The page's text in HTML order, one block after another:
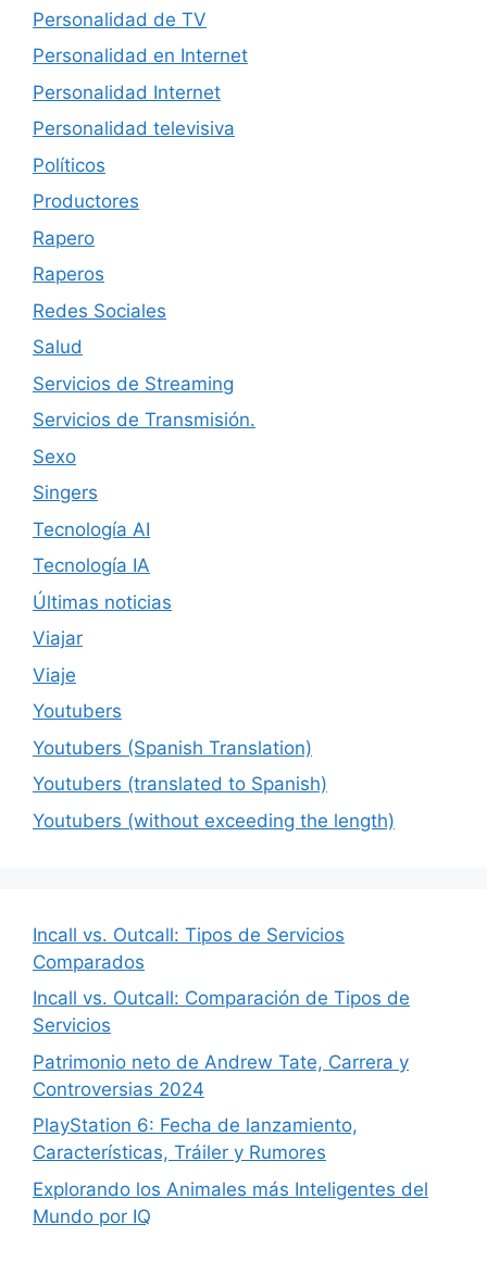
Personalidad de TV
Personalidad en Internet
Personalidad Internet
Personalidad televisiva
Políticos
Productores
Rapero
Raperos
Redes Sociales
Salud
Servicios de Streaming
Servicios de Transmisión.
Sexo
Singers
Tecnología AI
Tecnología IA
Últimas noticias
Viajar
Viaje
Youtubers
Youtubers (Spanish Translation)
Youtubers (translated to Spanish)
Youtubers (without exceeding the length)
Incall vs. Outcall: Tipos de Servicios
Comparados
Incall vs. Outcall: Comparación de Tipos de
Servicios
Patrimonio neto de Andrew Tate, Carrera y
Controversias 2024
PlayStation 6: Fecha de lanzamiento,
Características, Tráiler y Rumores
Explorando los Animales más Inteligentes del
Mundo por IQ